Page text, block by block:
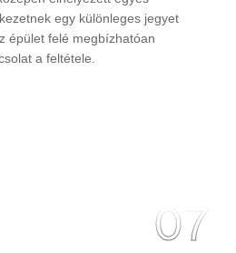
egy különleges jegyet
épület felé megbízhatóan
a feltétele.
07